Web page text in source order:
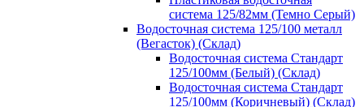
система 125/82мм (Темно Серый)
Водосточная система 125/100 металл
(Вегасток) (Склад)
Водосточная система Стандарт
125/100мм (Белый) (Склад)
Водосточная система Стандарт
125/100мм (Коричневый) (Склад)